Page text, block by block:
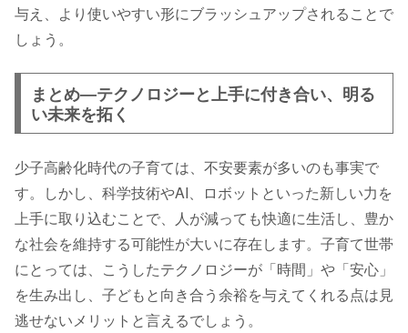
与え、より使いやすい形にブラッシュアップされることで
しょう。
まとめ―テクノロジーと上手に付き合い、明る
い未来を拓く
少子高齢化時代の子育ては、不安要素が多いのも事実で
す。しかし、科学技術やAI、ロボットといった新しい力を
上手に取り込むことで、人が減っても快適に生活し、豊か
な社会を維持する可能性が大いに存在します。子育て世帯
にとっては、こうしたテクノロジーが「時間」や「安心」
を生み出し、子どもと向き合う余裕を与えてくれる点は見
逃せないメリットと言えるでしょう。